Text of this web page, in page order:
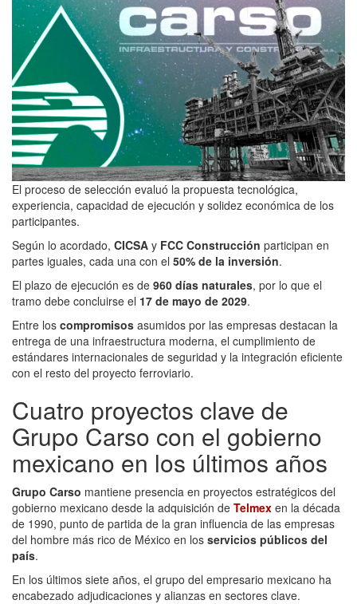
El proceso de selección evaluó la propuesta tecnológica,
experiencia, capacidad de ejecución y solidez económica de los
participantes.
Según lo acordado, CICSA y FCC Construcción participan en
partes iguales, cada una con el 50% de la inversión.
El plazo de ejecución es de 960 días naturales, por lo que el
tramo debe concluirse el 17 de mayo de 2029.
Entre los compromisos asumidos por las empresas destacan la
entrega de una infraestructura moderna, el cumplimiento de
estándares internacionales de seguridad y la integración eficiente
con el resto del proyecto ferroviario.
Cuatro proyectos clave de
Grupo Carso con el gobierno
mexicano en los últimos años
Grupo Carso mantiene presencia en proyectos estratégicos del
gobierno mexicano desde la adquisición de Telmex en la década
de 1990, punto de partida de la gran influencia de las empresas
del hombre más rico de México en los servicios públicos del
país.
En los últimos siete años, el grupo del empresario mexicano ha
encabezado adjudicaciones y alianzas en sectores clave.